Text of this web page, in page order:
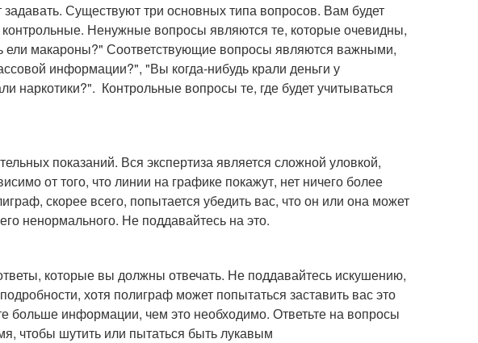
Существуют три основных типа вопросов. Вам будет
Ненужные вопросы являются те, которые очевидны,
ели макароны?" Соответствующие вопросы являются важными,
информации?", "Вы когда-нибудь крали деньги у
наркотики?". Контрольные вопросы те, где будет учитываться
показаний. Вся экспертиза является сложной уловкой,
от того, что линии на графике покажут, нет ничего более
скорее всего, попытается убедить вас, что он или она может
ненормального. Не поддавайтесь на это.
которые вы должны отвечать. Не поддавайтесь искушению,
хотя полиграф может попытаться заставить вас это
больше информации, чем это необходимо. Ответьте на вопросы
чтобы шутить или пытаться быть лукавым